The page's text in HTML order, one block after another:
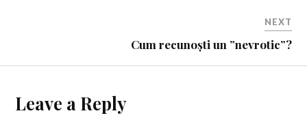
NEXT
Cum recunoști un ”nevrotic”?
Leave a Reply